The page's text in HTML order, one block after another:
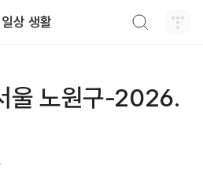
일상 생활
울 노원구-2026.